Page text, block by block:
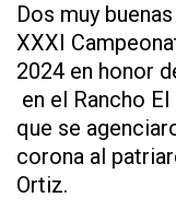
Dos muy
XXXI
2024 en honor
en el Rancho
que se
corona al
Ortiz.